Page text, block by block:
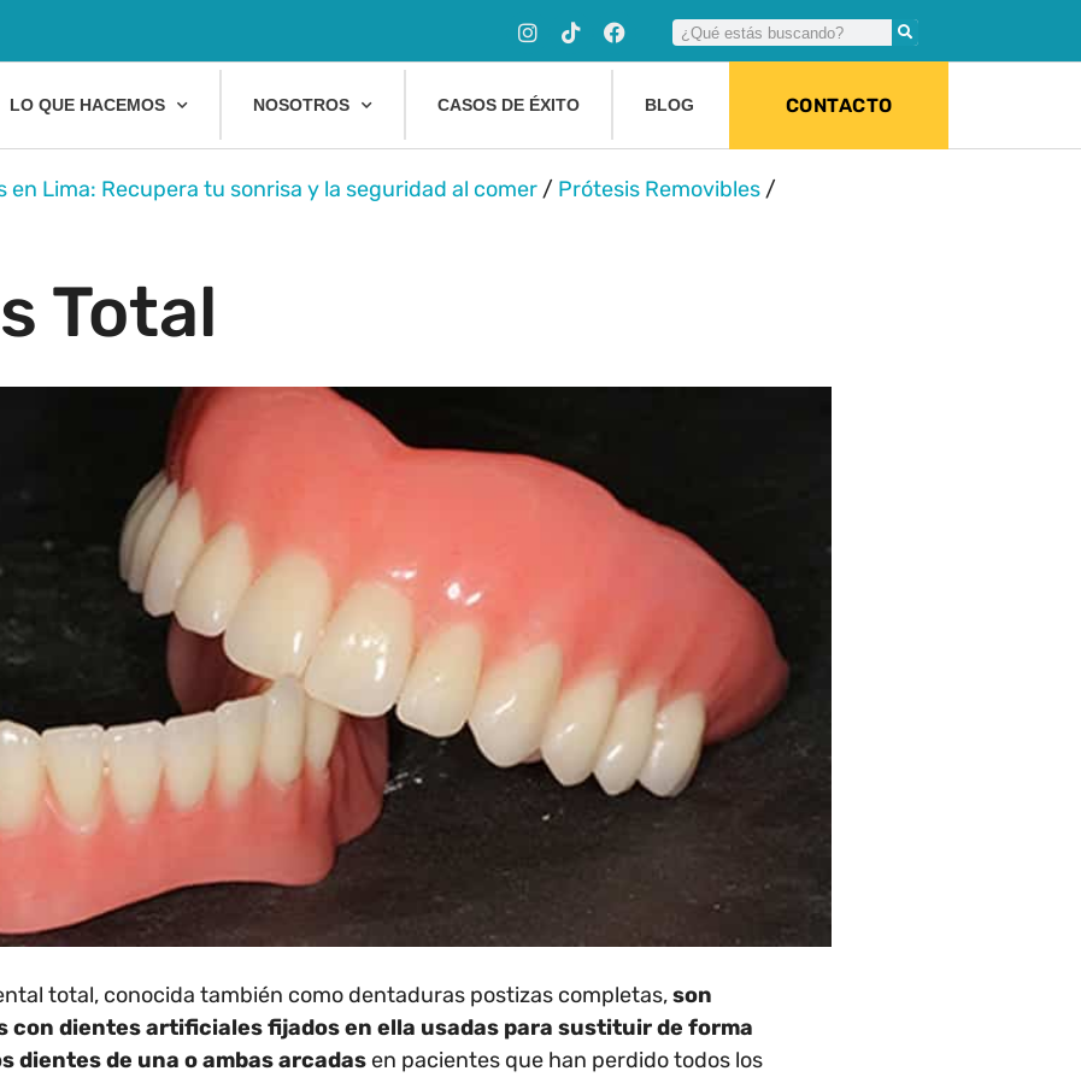
LO QUE HACEMOS NOSOTROS CASOS DE ÉXITO BLOG CONTACTO
en Lima: Recupera tu sonrisa y la seguridad al comer / Prótesis Removibles /
Total
total, conocida también como dentaduras postizas completas,son
dientes artificiales fijados en ella usadas para sustituir de forma
dientes de una o ambas arcadas en pacientes que han perdido todos los